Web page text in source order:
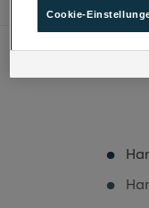
Cookie-